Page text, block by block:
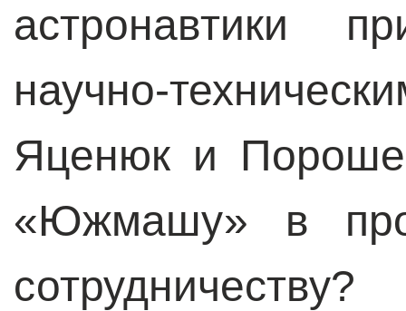
астронавтики
научно-
Яценюк и
«Южмашу» в